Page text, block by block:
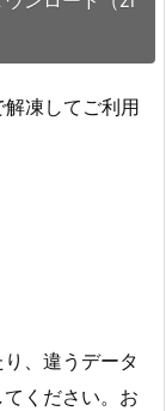
凍してご利用
、違うデータ
ください。お